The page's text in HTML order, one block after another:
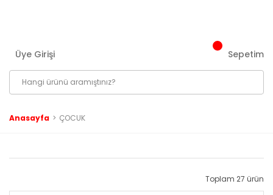
Üye Girişi Sepetim
Anasayfa ÇOCUK
Toplam 27 ürün